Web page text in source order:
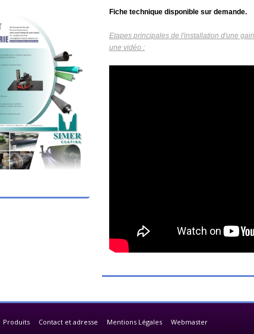
Fiche technique disponible sur demande.
Etapes principales de l'installation d'une
une vidéo :
Produits Contact et adresse Mentions Légales Webmaster